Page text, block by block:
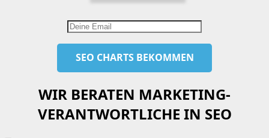
WIR BERATEN MARKETING-
VERANTWORTLICHE IN SEO